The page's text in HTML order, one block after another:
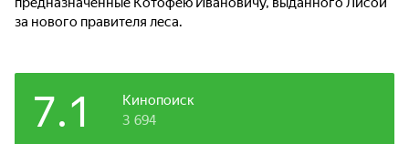
за нового правителя леса.
Кинопоиск
7.1 3 694